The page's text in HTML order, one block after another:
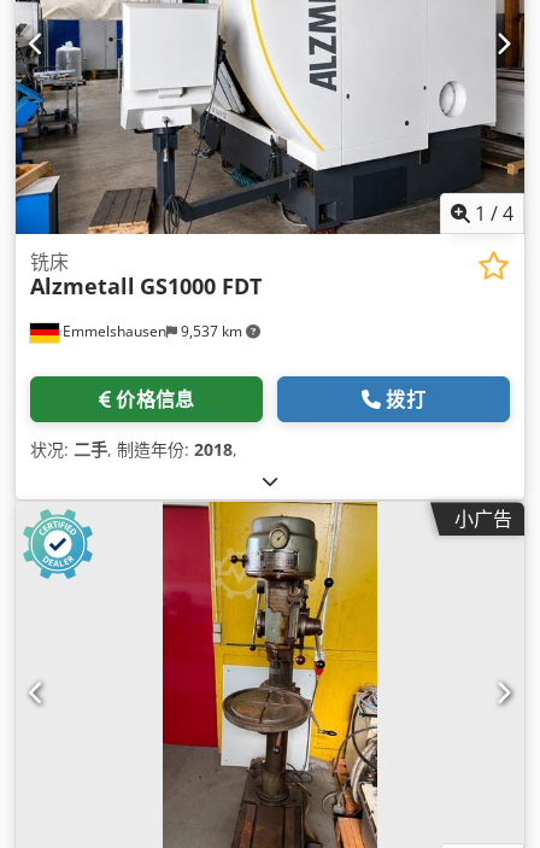
1 /4
Emmelshausen 9,537 km
铣床
Alzmetall GS1000 FDT
价格信息 拨打
状况: 二手, 制造年份: 2018,
小广告